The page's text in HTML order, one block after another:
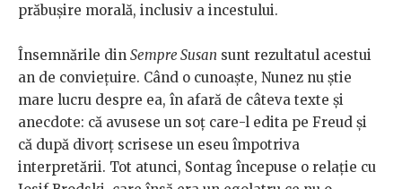
prăbușire morală, inclusiv a incestului.
Însemnările din Sempre Susan sunt rezultatul acestui
an de conviețuire. Când o cunoaște, Nunez nu știe
mare lucru despre ea, în afară de câteva texte și
anecdote: că avusese un soț care-l edita pe Freud și
că după divorț scrisese un eseu împotriva
interpretării. Tot atunci, Sontag începuse o relație cu